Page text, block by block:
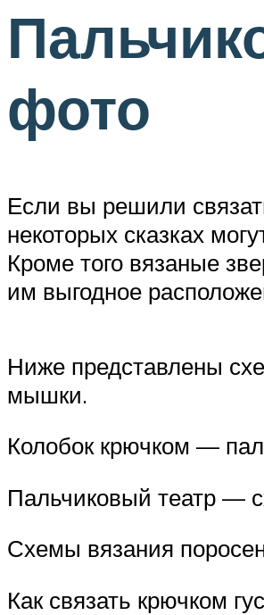
фото
Если вы решили
некоторых сказках
Кроме того вязаные
им выгодное
Ниже представлены
мышки.
Колобок крючком —
Пальчиковый театр —
Схемы вязания
Как связать крючком